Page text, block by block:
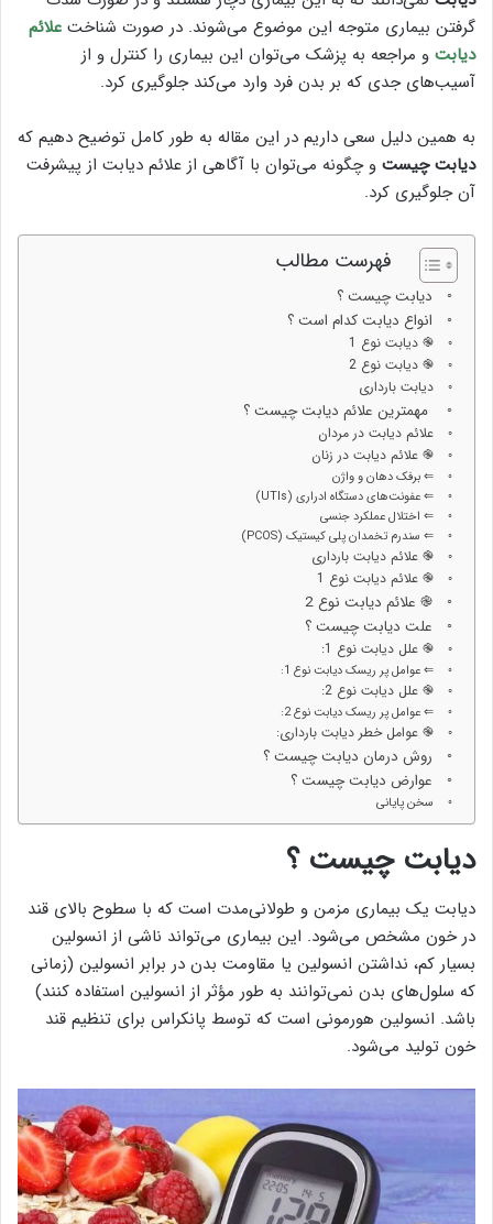
گرفتن بیماری متوجه این موضوع می‌شوند. در صورت شناخت علائم
دیابت و مراجعه به پزشک می‌توان این بیماری را کنترل و از
آسیب‌های جدی که بر بدن فرد وارد می‌کند جلوگیری کرد.
به همین دلیل سعی داریم در این مقاله به طور کامل توضیح دهیم که
دیابت چیست و چگونه می‌توان با آگاهی از علائم دیابت از پیشرفت
آن جلوگیری کرد.
فهرست مطالب
دیابت چیست ؟
انواع دیابت کدام است ؟
֎ دیابت نوع 1
֎ دیابت نوع 2
دیابت بارداری
مهمترین علائم دیابت چیست ؟
علائم دیابت در مردان
֎ علائم دیابت در زنان
⇐ برفک دهان و واژن
⇐ عفونت‌های دستگاه ادراری (UTIs)
⇐ اختلال عملکرد جنسی
⇐ سندرم تخمدان پلی کیستیک (PCOS)
֎ علائم دیابت بارداری
֎ علائم دیابت نوع 1
֎ علائم دیابت نوع 2
علت دیابت چیست ؟
֎ علل دیابت نوع 1:
⇐ عوامل پر ریسک دیابت نوع 1:
֎ علل دیابت نوع 2:
⇐ عوامل پر ریسک دیابت نوع 2:
֎ عوامل خطر دیابت بارداری:
روش درمان دیابت چیست ؟
عوارض دیابت چیست ؟
سخن پایانی
دیابت چیست ؟
دیابت یک بیماری مزمن و طولانی‌مدت است که با سطوح بالای قند
در خون مشخص می‌شود. این بیماری می‌تواند ناشی از انسولین
بسیار کم، نداشتن انسولین یا مقاومت بدن در برابر انسولین (زمانی
که سلول‌های بدن نمی‌توانند به طور مؤثر از انسولین استفاده کنند)
باشد. انسولین هورمونی است که توسط پانکراس برای تنظیم قند
خون تولید می‌شود.